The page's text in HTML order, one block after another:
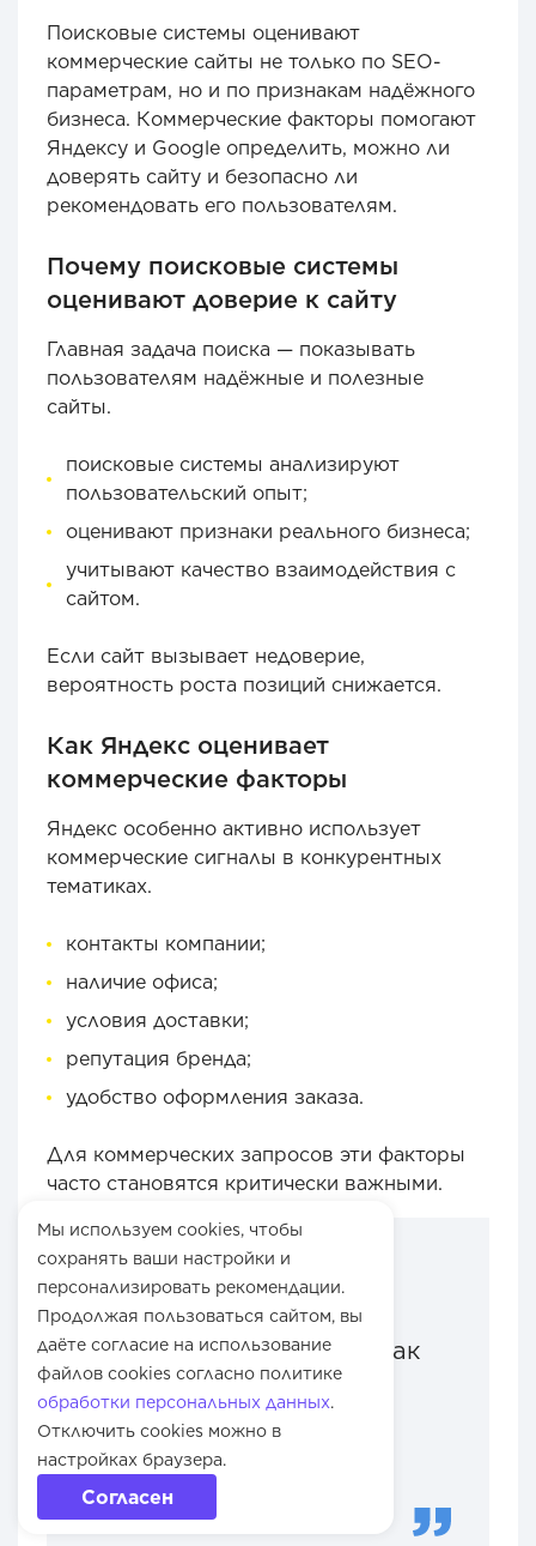
Мы используем cookies, чтобы
сохранять ваши настройки и
персонализировать рекомендации.
Продолжая пользоваться сайтом, вы
даёте согласие на использование
файлов cookies согласно политике
обработки персональных данных.
Отключить cookies можно в
настройках браузера.
Согласен
Поисковые системы оценивают
коммерческие сайты не только по SEO-
параметрам, но и по признакам надёжного
бизнеса. Коммерческие факторы помогают
Яндексу и Google определить, можно ли
доверять сайту и безопасно ли
рекомендовать его пользователям.
Почему поисковые системы
оценивают доверие к сайту
Главная задача поиска — показывать
пользователям надёжные и полезные
сайты.
поисковые системы анализируют
пользовательский опыт;
оценивают признаки реального бизнеса;
учитывают качество взаимодействия с
сайтом.
Если сайт вызывает недоверие,
вероятность роста позиций снижается.
Как Яндекс оценивает
коммерческие факторы
Яндекс особенно активно использует
коммерческие сигналы в конкурентных
тематиках.
контакты компании;
наличие офиса;
условия доставки;
репутация бренда;
удобство оформления заказа.
Для коммерческих запросов эти факторы
часто становятся критически важными.
«Яндекс оценивает
коммерческие факторы как
признаки надёжности
бизнеса, а не просто
элементы интерфейса».